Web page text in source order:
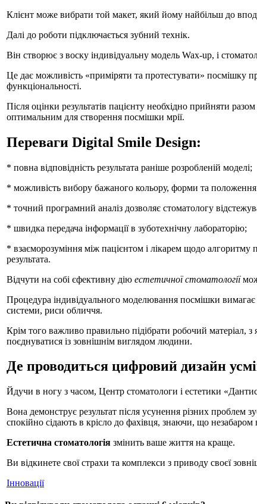
Клієнт може вибрати той макет, який йому найбільш до
Далі до роботи підключається зубний технік.
Він створює з воску індивідуальну модель Wax-up, і
Це дає можливість «приміряти та протестувати» посмішку
функціональності.
Після оцінки результатів пацієнту необхідно прийняти
оптимальним для створення посмішки мрії.
Переваги Digital Smile Design:
* повна відповідність результата раніше розробленій моделі;
* можливість вибору бажаного кольору, форми та положення
* точний програмний аналіз дозволяє стоматологу
* швидка передача інформації в зуботехнічну лабораторію;
* взаєморозуміння між пацієнтом і лікарем щодо алгоритму
результата.
Відчути на собі єфективну дію естетичної стоматології
Процедура індивідуального моделювання посмішки вимагає
системи, риси обличчя.
Крім того важливо правильно підібрати робочий матеріал, з
поєднуватися із зовнішнім виглядом людини.
Де проводиться цифровий дизайн
Йдучи в ногу з часом, Центр стоматологи і естетики
Вона демонструє результат після усунення різних проблем
спокійно сідають в крісло до фахівця, знаючи, що
Естетична стоматологія змінить ваше життя на краще.
Ви відкинете свої страхи та комплекси з приводу своєї
Інновації